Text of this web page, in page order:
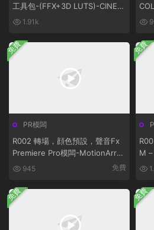
工具包-(FFX+3D LUTS)-CINEP
UNCH MASTER SUITE V5.0
1.91k
PR模闆
R002 轉場，顔色預設，聲音Fx
Premiere Pro模闆-MotionArray
– 50+ Pack: Transitions, Color
o Templates 57677
945 免費
免費
M –
ER
免費
免費 免費